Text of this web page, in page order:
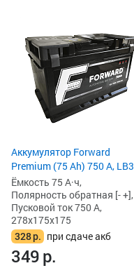
Аккумулятор Forward
Premium (75 Ah) 750 А, LB3
Ёмкость 75 А·ч,
Полярность обратная [- +],
Пусковой ток 750 А,
278x175x175
328р. при сдаче акб
349р.